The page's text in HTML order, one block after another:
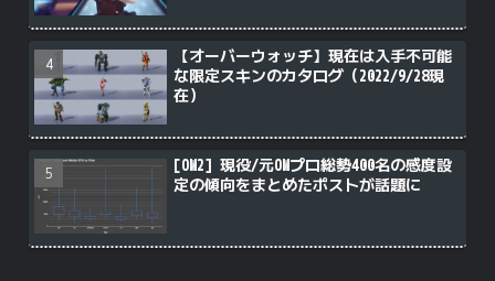
【オーバーウォッチ】現在は入手不可能
な限定スキンのカタログ（2022/9/28現
在）
[OW2] 現役/元OWプロ総勢400名の感度設
定の傾向をまとめたポストが話題に